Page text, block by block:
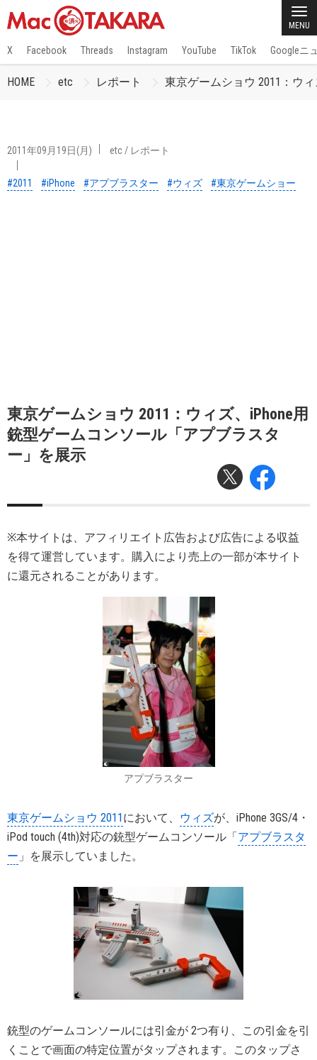
MENU
X Facebook Threads Instagram YouTube TikTok Googleニ
HOME etc レポート 東京ゲームショウ 2011：ウ
2011年09月19日(月) etc/ レポート
#2011 #iPhone #アプブラスター #ウィズ #東京ゲームショー
東京ゲームショウ 2011：ウィズ、iPhone用
銃型ゲームコンソール「アプブラスタ
ー」を展示
※本サイトは、アフィリエイト広告および広告による収益
を得て運営しています。購入により売上の一部が本サイト
に還元されることがあります。
アプブラスター
東京ゲームショウ 2011において、 ウィズが、iPhone 3GS/4・
iPod touch (4th)対応の銃型ゲームコンソール「アプブラスタ
ー 」を展示していました。
銃型のゲームコンソールには引金が 2つ有り、この引金を引
くことで画面の特定位置がタップされます。このタップさ